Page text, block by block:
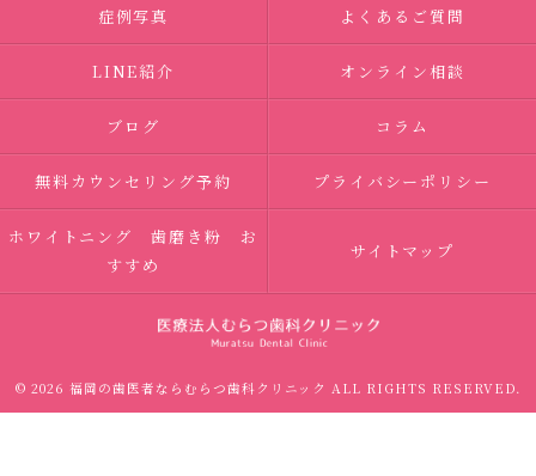
症例写真 よくあるご質問
LINE紹介 オンライン相談
ブログ コラム
無料カウンセリング予約 プライバシーポリシー
ホワイトニング 歯磨き粉 お
すすめ
サイトマップ
© 2026 福岡の歯医者ならむらつ歯科クリニック ALL RIGHTS RESERVED.